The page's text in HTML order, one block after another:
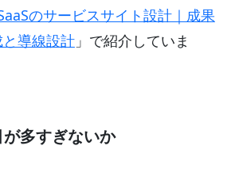
のサービスサイト設計｜成果
導線設計」で紹介していま
多すぎないか